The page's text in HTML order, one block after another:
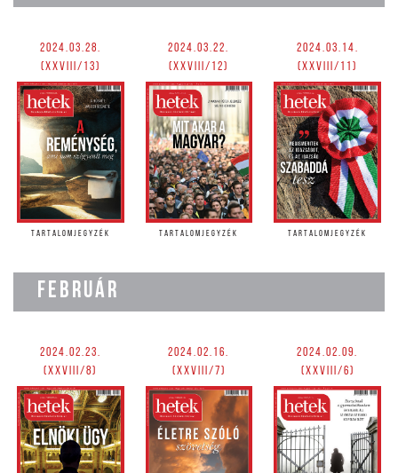
2024.03.28.
(XXVIII/13)
TARTALOMJEGYZÉK
2024.03.22.
(XXVIII/12)
TARTALOMJEGYZÉK
2024.03.14.
(XXVIII/11)
TARTALOMJEGYZÉK
FEBRUÁR
2024.02.23.
(XXVIII/8)
2024.02.16.
(XXVIII/7)
2024.02.09.
(XXVIII/6)